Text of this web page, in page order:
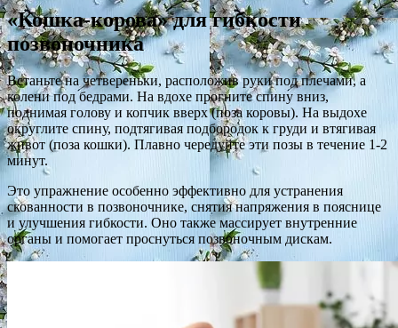
«Кошка-корова» для гибкости
позвоночника
Встаньте на четвереньки, расположив руки под плечами, а
колени под бедрами. На вдохе прогните спину вниз,
поднимая голову и копчик вверх (поза коровы). На выдохе
округлите спину, подтягивая подбородок к груди и втягивая
живот (поза кошки). Плавно чередуйте эти позы в течение 1-2
минут.
Это упражнение особенно эффективно для устранения
скованности в позвоночнике, снятия напряжения в пояснице
и улучшения гибкости. Оно также массирует внутренние
органы и помогает проснуться позвоночным дискам.